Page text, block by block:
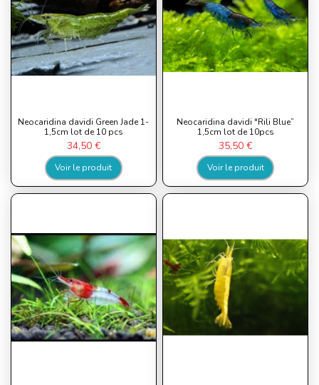
Neocaridina davidi Green Jade 1-
1,5cm lot de 10 pcs
34,50 €
Voir le produit
Neocaridina davidi "Rili Blue”
1,5cm lot de 10pcs
35,50 €
Voir le produit